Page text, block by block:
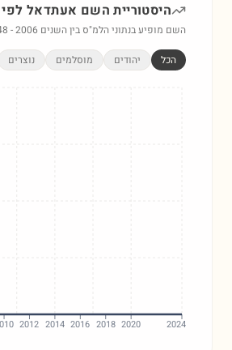
היסטוריית השם אעתדאל
השם מופיע בנתוני הלמ"ס בין השנים -2006
הכל יהודים מוסלמים נוצרים
2012 2014 2016 2018 2020 2024